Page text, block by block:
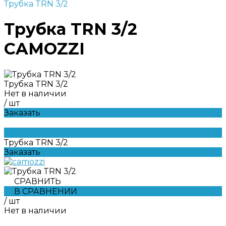
Трубка TRN 3/2
Трубка TRN 3/2
CAMOZZI
Трубка TRN 3/2
Нет в наличии
/ шт
Заказать
Трубка TRN 3/2
Заказать
СРАВНИТЬ
В СРАВНЕНИИ
/ шт
Нет в наличии